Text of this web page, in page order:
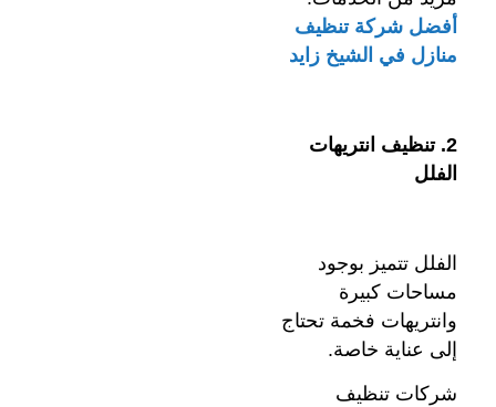
أفضل شركة تنظيف
منازل في الشيخ زايد
2. تنظيف انتريهات
الفلل
الفلل تتميز بوجود
مساحات كبيرة
وانتريهات فخمة تحتاج
إلى عناية خاصة.
شركات تنظيف